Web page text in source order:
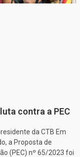
contra a PEC
da CTB Em
a Proposta de
(PEC) nº 65/2023 foi